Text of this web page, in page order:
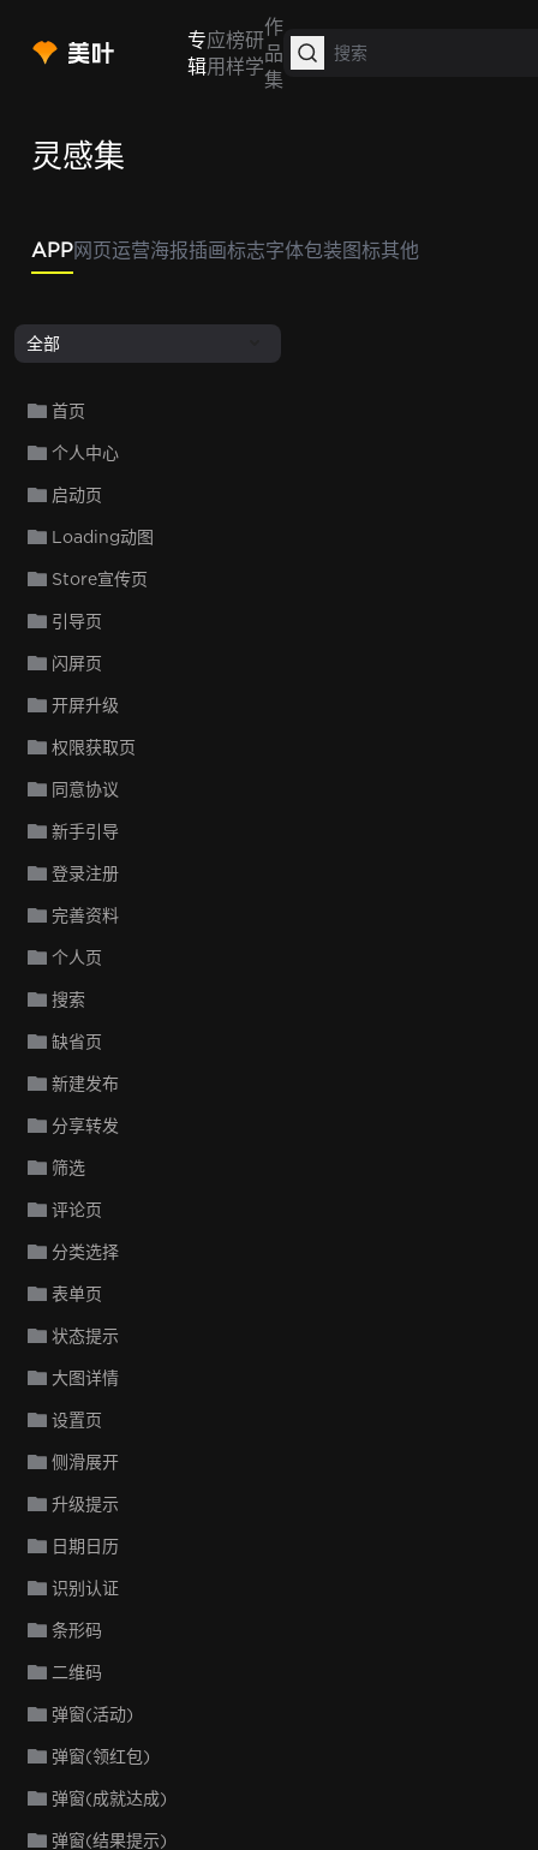
专
辑
应
用
榜
样
研
学
作
品
集
灵感集
APP网页运营海报插画标志字体包装图标其他
全部
首页
个人中心
启动页
Loading动图
Store宣传页
引导页
闪屏页
开屏升级
权限获取页
同意协议
新手引导
登录注册
完善资料
个人页
搜索
缺省页
新建发布
分享转发
筛选
评论页
分类选择
表单页
状态提示
大图详情
设置页
侧滑展开
升级提示
日期日历
识别认证
条形码
二维码
弹窗(活动)
弹窗(领红包)
弹窗(成就达成)
弹窗(结果提示)